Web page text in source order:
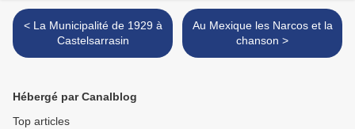
< La Municipalité de 1929 à
Castelsarrasin
Au Mexique les Narcos et la
chanson >
Hébergé par Canalblog
Top articles